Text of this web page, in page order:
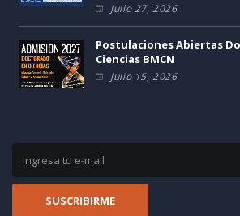
Julio 27, 2026
Postulaciones Abiertas
Ciencias BMCN
Julio 15, 2026